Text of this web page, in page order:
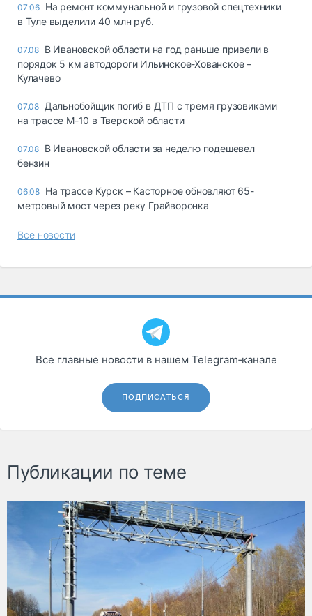
07:06 На ремонт коммунальной и грузовой спецтехники
в Туле выделили 40 млн руб.
07.08 В Ивановской области на год раньше привели в
порядок 5 км автодороги Ильинское-Хованское –
Кулачево
07.08 Дальнобойщик погиб в ДТП с тремя грузовиками
на трассе М-10 в Тверской области
07.08 В Ивановской области за неделю подешевел
бензин
06.08 На трассе Курск – Касторное обновляют 65-
метровый мост через реку Грайворонка
Все новости
Все главные новости в нашем Telegram‑канале
ПОДПИСАТЬСЯ
Публикации по теме